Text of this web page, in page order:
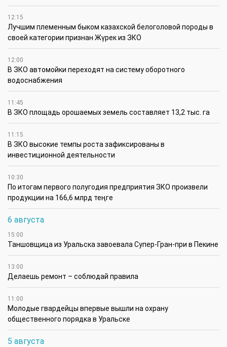
12:15
Лучшим племенным быком казахской белоголовой породы в
своей категории признан Жүрек из ЗКО
12:00
В ЗКО автомойки переходят на систему оборотного
водоснабжения
11:45
В ЗКО площадь орошаемых земель составляет 13,2 тыс. га
11:15
В ЗКО высокие темпы роста зафиксированы в
инвестиционной деятельности
10:30
По итогам первого полугодия предприятия ЗКО произвели
продукции на 166,6 млрд теңге
6 августа
15:00
Таншовщица из Уральска завоевала Супер-Гран-при в Пекине
13:00
Делаешь ремонт – соблюдай правила
11:00
Молодые гвардейцы впервые вышли на охрану
общественного порядка в Уральске
5 августа